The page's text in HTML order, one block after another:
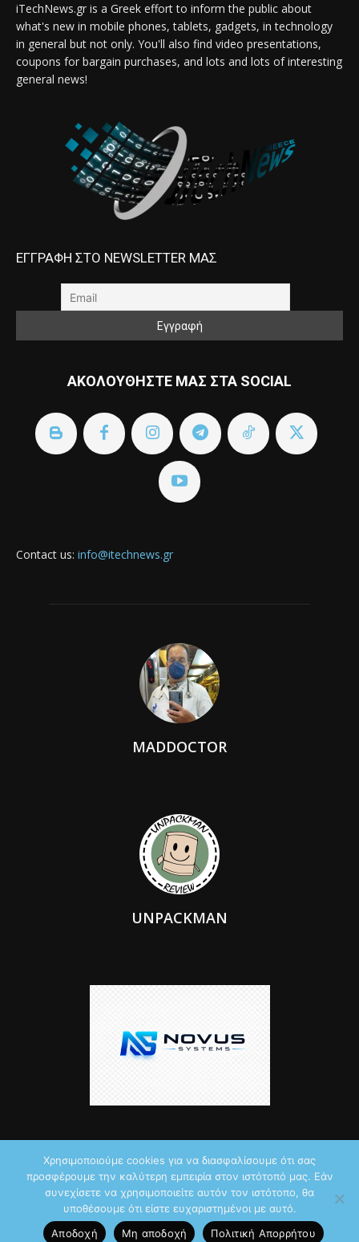
iTechNews.gr is a Greek effort to inform the public about
what's new in mobile phones, tablets, gadgets, in technology
in general but not only. You'll also find video presentations,
coupons for bargain purchases, and lots and lots of interesting
general news!
ΕΓΓΡΑΦΗ ΣΤΟ NEWSLETTER ΜΑΣ
ΑΚΟΛΟΥΘΗΣΤΕ ΜΑΣ ΣΤΑ SOCIAL
Contact us: info@itechnews.gr
MADDOCTOR
UNPACKMAN
© 2026 by iTechNews.gr
Maddoctor dreamed it, Unpackman made it reality,Novus Systems
created it.
Χρησιμοποιούμε cookies για να διασφαλίσουμε ότι σας
προσφέρουμε την καλύτερη εμπειρία στον ιστότοπό μας. Εάν
συνεχίσετε να χρησιμοποιείτε αυτόν τον ιστότοπο, θα
υποθέσουμε ότι είστε ευχαριστημένοι με αυτό.
Αποδοχή
Μη αποδοχή Πολιτική Aπορρήτου